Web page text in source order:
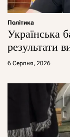
Політика
Українська
результати
6 Серпня, 2026